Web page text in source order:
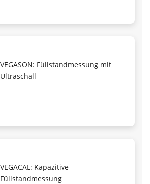
VEGASON: Füllstandmessung mit
Ultraschall
VEGACAL: Kapazitive
Füllstandmessung